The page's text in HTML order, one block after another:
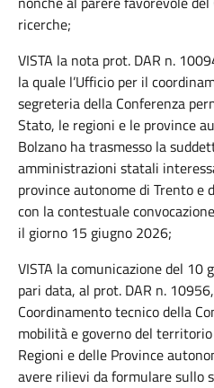
ricerche;
VISTA la nota prot. DAR n.
la quale l’Ufficio per il
segreteria della Conferenza
Stato, le regioni e le province
Bolzano ha trasmesso la
amministrazioni statali
province autonome di Trento e
con la contestuale
il giorno 15 giugno 2026;
VISTA la comunicazione del 10
pari data, al prot. DAR n.
Coordinamento tecnico della
mobilità e governo del
Regioni e delle Province
avere rilievi da formulare sullo